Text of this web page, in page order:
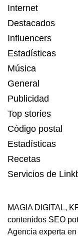
Internet
Destacados
Influencers
Estadísticas
Música
General
Publicidad
Top stories
Código postal
Estadísticas
Recetas
Servicios de
MAGIA DIGITAL,
contenidos SEO
Agencia experta